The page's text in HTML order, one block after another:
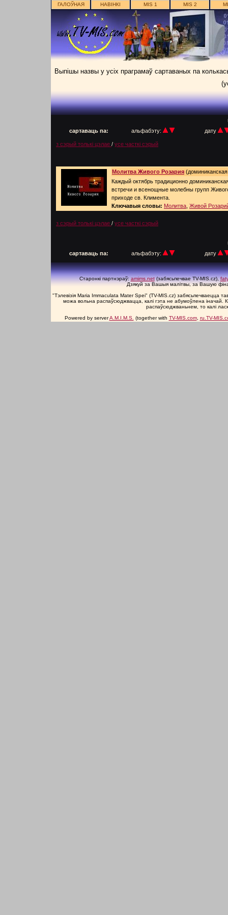
ГАЛОЎНАЯ НАВІНКІ MIS 1 MIS 2
Выпішы назвы у усіх праграмаў сартаваных па
сартаваць па:
альфабэту: дату
з сэрый толькі цэлае / усе часткі сэрый
Молитва Живого Розария
Каждый октябрь традиционно
встречи и всенощные молебны групп
приходе св. Климента.
Ключавыя словы: Молитва Живой
з сэрый толькі цэлае / усе часткі сэрый
сартаваць па:
альфабэту: дату
Старонкі партнэраў:amims.net(забясьпечвае TV-MIS.cz),
Дзякуй за Вашыя малітвы, за Вашую
"Тэлевізія Maria Immaculata Mater Spei" (TV-MIS.cz) забясьпечваецца
можа вольна распаўсюджвацца, калі гэта не абумоўлена іначай.
распаўсюджваньнем, то калі
Powered by serverA.M.I.M.S. (together with TV-MIS.com, ru.TV-